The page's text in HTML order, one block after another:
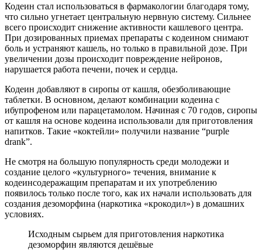
Кодеин стал использоваться в фармакологии благодаря тому,
что сильно угнетает центральную нервную систему. Сильнее
всего происходит снижение активности кашлевого центра.
При дозированных приемах препараты с кодеином снимают
боль и устраняют кашель, но только в правильной дозе. При
увеличении дозы происходит повреждение нейронов,
нарушается работа печени, почек и сердца.
Кодеин добавляют в сиропы от кашля, обезболивающие
таблетки. В основном, делают комбинации кодеина с
ибупрофеном или парацетамолом. Начиная с 70 годов, сиропы
от кашля на основе кодеина использовали для приготовления
напитков. Такие «коктейли» получили название “purple
drank”.
Не смотря на большую популярность среди молодежи и
создание целого «культурного» течения, внимание к
кодеинсодеражащим препаратам и их употреблению
появилось только после того, как их начали использовать для
создания дезоморфина (наркотика «крокодил») в домашних
условиях.
Исходным сырьем для приготовления наркотика
дезоморфин являются дешёвые